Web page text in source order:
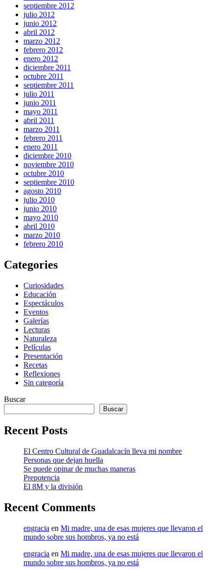
septiembre 2012
julio 2012
junio 2012
abril 2012
marzo 2012
febrero 2012
enero 2012
diciembre 2011
octubre 2011
septiembre 2011
julio 2011
junio 2011
mayo 2011
abril 2011
marzo 2011
febrero 2011
enero 2011
diciembre 2010
noviembre 2010
octubre 2010
septiembre 2010
agosto 2010
julio 2010
junio 2010
mayo 2010
abril 2010
marzo 2010
febrero 2010
Categories
Curiosidades
Educación
Espectáculos
Eventos
Galerías
Lecturas
Naturaleza
Películas
Presentación
Recetas
Reflexiones
Sin categoría
Buscar
Buscar
Recent Posts
El Centro Cultural de Guadalcacín lleva mi nombre
Personas que dejan huella
Se puede opinar de muchas maneras
Prepotencia
El 8M y la división
Recent Comments
engracia en Mi madre, una de esas mujeres que llevaron el
mundo sobre sus hombros, ya no está
engracia en Mi madre, una de esas mujeres que llevaron el
mundo sobre sus hombros, ya no está